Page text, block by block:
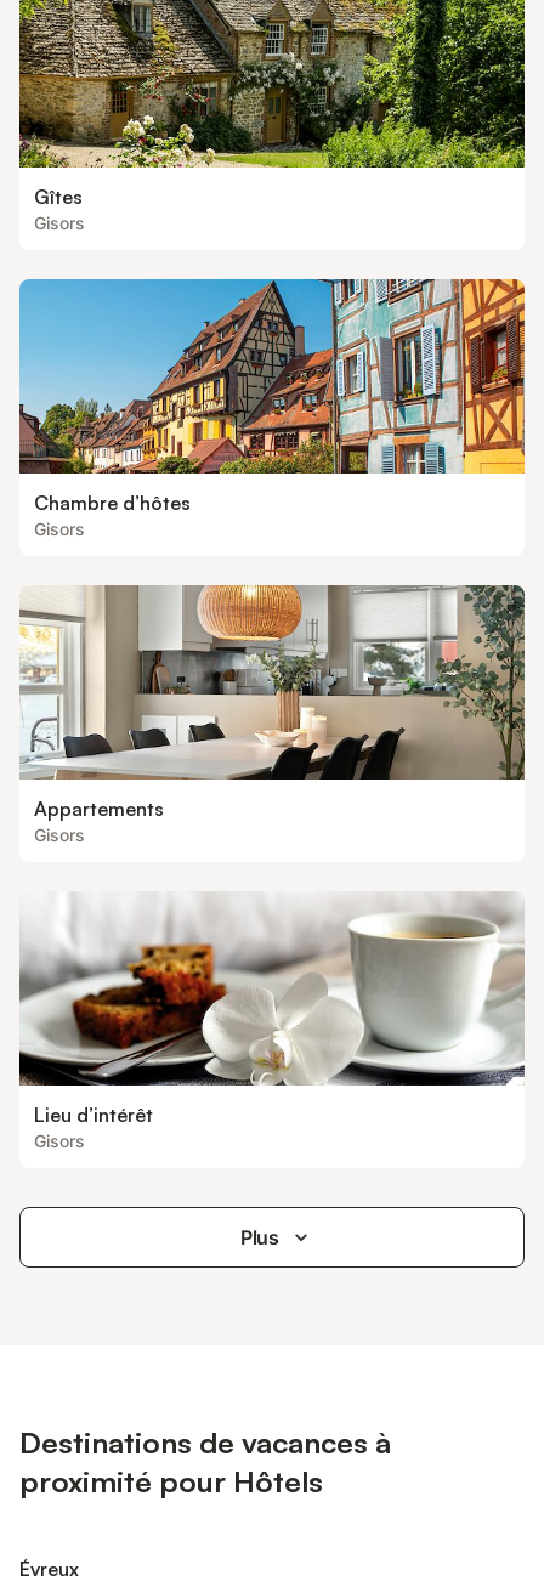
Gîtes
Gisors
Chambre d’hôtes
Gisors
Appartements
Gisors
Lieu d’intérêt
Gisors
Plus
Destinations de vacances à
proximité pour Hôtels
Évreux